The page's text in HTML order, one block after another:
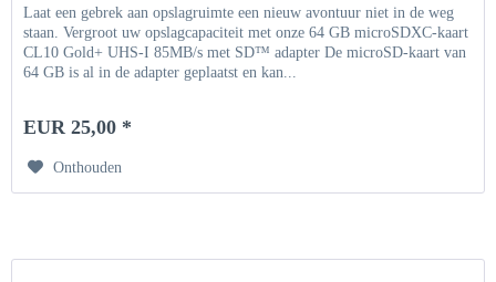
Laat een gebrek aan opslagruimte een nieuw avontuur niet in de weg
staan. Vergroot uw opslagcapaciteit met onze 64 GB microSDXC-kaart
CL10 Gold+ UHS-I 85MB/s met SD™ adapter De microSD-kaart van
64 GB is al in de adapter geplaatst en kan...
EUR 25,00 *
Onthouden